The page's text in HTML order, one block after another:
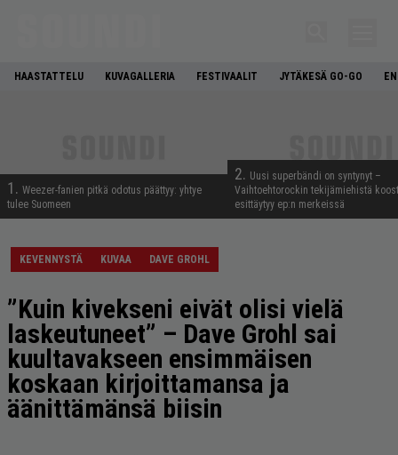
HAASTATTELU KUVAGALLERIA FESTIVAALIT JYTÄKESÄ GO-GO
1. Weezer-fanien pitkä odotus päättyy: yhtye
tulee Suomeen
2. Uusi superbändi on syntynyt –
Vaihtoehtorockin tekijämiehistä
esittäytyy ep:n merkeissä
KEVENNYSTÄ KUVAA DAVE GROHL
”Kuin kivekseni eivät olisi vielä
laskeutuneet” – Dave Grohl sai
kuultavakseen ensimmäisen
koskaan kirjoittamansa ja
äänittämänsä biisin